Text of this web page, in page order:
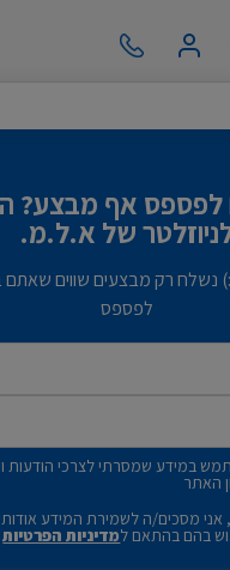
לפספס אף מבצע?
של א.ל.מ.
נשלח רק מבצעים שווים שאתם
לפספס
במידע שמסרתי לצרכי הודעות
האתר
אני מסכים/ה לשמירת המידע
בהם בהתאם למדיניות הפרטיות